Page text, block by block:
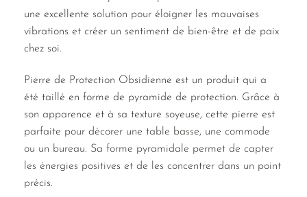
une excellente solution pour éloigner les mauvaises
vibrations et créer un sentiment de bien-être et de paix
chez soi.
Pierre de Protection Obsidienne est un produit qui a
été taillé en forme de pyramide de protection. Grâce à
son apparence et à sa texture soyeuse, cette pierre est
parfaite pour décorer une table basse, une commode
ou un bureau. Sa forme pyramidale permet de capter
les énergies positives et de les concentrer dans un point
précis.